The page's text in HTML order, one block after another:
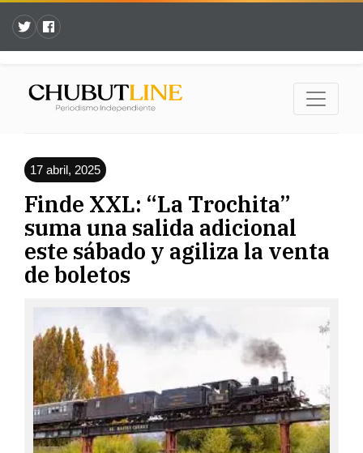
17 abril, 2025
Finde XXL: “La Trochita”
suma una salida adicional
este sábado y agiliza la venta
de boletos